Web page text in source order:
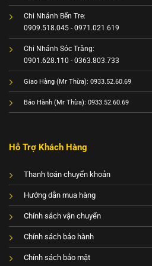
Chi Nhánh Bến Tre:
0909.518.045 - 0971.021.619
Chi Nhánh Sóc Trăng:
0901.628.110 - 0363.803.733
Giao Hàng (Mr Thừa): 0933.52.60.69
Bảo Hành (Mr Thừa): 0933.52.60.69
Hỗ Trợ Khách Hàng
Thanh toán chuyển khoản
Hướng dẫn mua hàng
Chính sách vận chuyển
Chính sách bảo hành
Chính sách bảo mật